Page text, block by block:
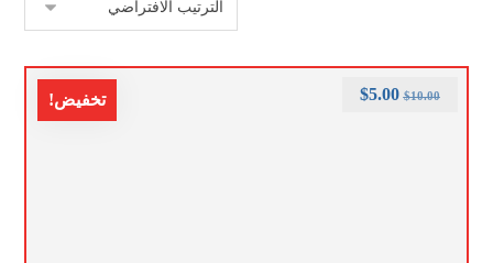
تخفيض! $10.00
$5.00